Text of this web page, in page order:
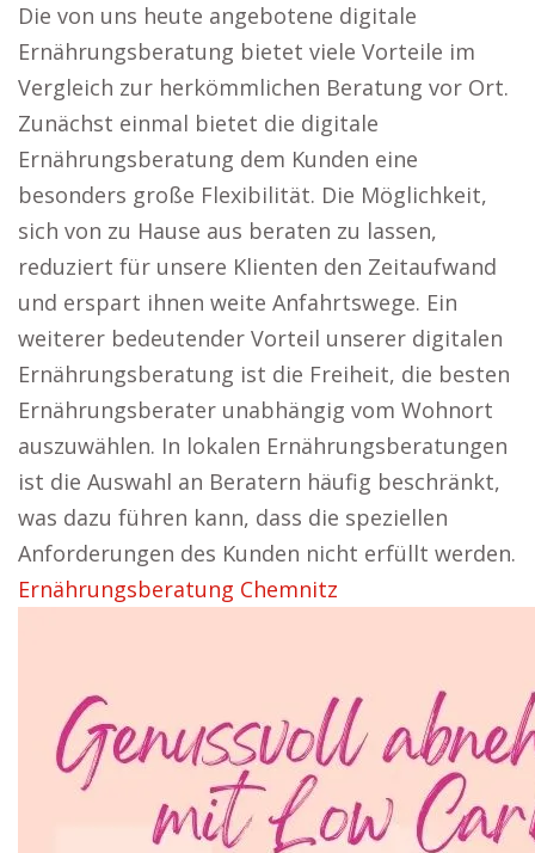
Die von uns heute angebotene digitale
Ernährungsberatung bietet viele Vorteile im
Vergleich zur herkömmlichen Beratung vor Ort.
Zunächst einmal bietet die digitale
Ernährungsberatung dem Kunden eine
besonders große Flexibilität. Die Möglichkeit,
sich von zu Hause aus beraten zu lassen,
reduziert für unsere Klienten den Zeitaufwand
und erspart ihnen weite Anfahrtswege. Ein
weiterer bedeutender Vorteil unserer digitalen
Ernährungsberatung ist die Freiheit, die besten
Ernährungsberater unabhängig vom Wohnort
auszuwählen. In lokalen Ernährungsberatungen
ist die Auswahl an Beratern häufig beschränkt,
was dazu führen kann, dass die speziellen
Anforderungen des Kunden nicht erfüllt werden.
Ernährungsberatung Chemnitz